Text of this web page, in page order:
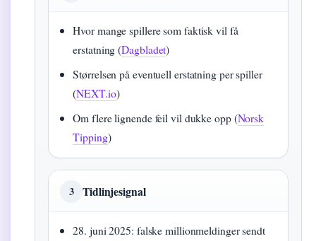
Hvor mange spillere som faktisk vil få
erstatning (Dagbladet)
Størrelsen på eventuell erstatning per spiller
(NEXT.io)
Om flere lignende feil vil dukke opp (Norsk
Tipping)
3 Tidlinjesignal
28. juni 2025: falske millionmeldinger sendt